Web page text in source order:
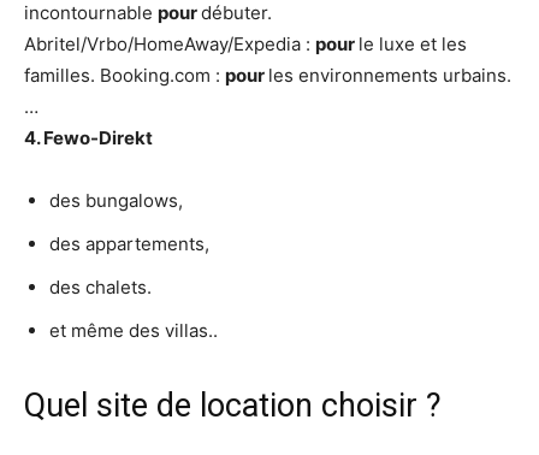
incontournable pourdébuter.
Abritel/Vrbo/HomeAway/Expedia : pour le luxe et les
familles. Booking.com : pour les environnements urbains.
…
4.Fewo-Direkt
des bungalows,
des appartements,
des chalets.
et même des villas..
Quel site de location choisir ?